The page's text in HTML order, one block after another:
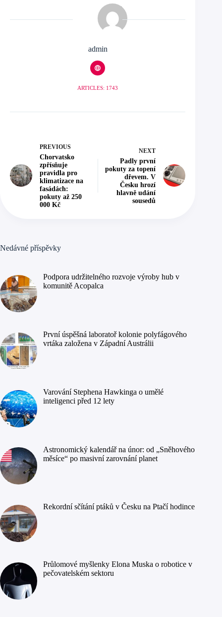
admin
ARTICLES: 1743
PREVIOUS
Chorvatsko
zpřísňuje
pravidla pro
klimatizace na
fasádách:
pokuty až 250
000 Kč
NEXT
Padly první
pokuty za topení
dřevem. V
Česku hrozí
hlavně udání
sousedů
Nedávné příspěvky
Podpora udržitelného rozvoje výroby hub v
komunitě Acopalca
První úspěšná laboratoř kolonie polyfágového
vrtáka založena v Západní Austrálii
Varování Stephena Hawkinga o umělé
inteligenci před 12 lety
Astronomický kalendář na únor: od „Sněhového
měsíce“ po masivní zarovnání planet
Rekordní sčítání ptáků v Česku na Ptačí hodince
Průlomové myšlenky Elona Muska o robotice v
pečovatelském sektoru